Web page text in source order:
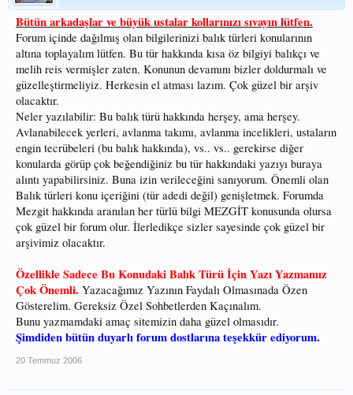
Bütün arkadaşlar ve büyük ustalar kollarınızı sıvayın lütfen.
Forum içinde dağılmış olan bilgilerinizi balık türleri konularının
altına toplayalım lütfen. Bu tür hakkında kısa öz bilgiyi balıkçı ve
melih reis vermişler zaten. Konunun devamını bizler doldurmalı ve
güzelleştirmeliyiz. Herkesin el atması lazım. Çok güzel bir arşiv
olacaktır.
Neler yazılabilir: Bu balık türü hakkında herşey, ama herşey.
Avlanabilecek yerleri, avlanma takımı, avlanma incelikleri, ustaların
engin tecrübeleri (bu balık hakkında), vs.. vs.. gerekirse diğer
konularda görüp çok beğendiğiniz bu tür hakkındaki yazıyı buraya
alıntı yapabilirsiniz. Buna izin verileceğini sanıyorum. Önemli olan
Balık türleri konu içeriğini (tür adedi değil) genişletmek. Forumda
Mezgit hakkında aranılan her türlü bilgi MEZGİT konusunda olursa
çok güzel bir forum olur. İlerledikçe sizler sayesinde çok güzel bir
arşivimiz olacaktır.
Özellikle Sadece Bu Konudaki Balık Türü İçin Yazı Yazmamız
Çok Önemli. Yazacağımız Yazının Faydalı Olmasınada Özen
Gösterelim. Gereksiz Özel Sohbetlerden Kaçınalım.
Bunu yazmamdaki amaç sitemizin daha güzel olmasıdır.
Şimdiden bütün duyarlı forum dostlarına teşekkür ediyorum.
20 Temmuz 2006